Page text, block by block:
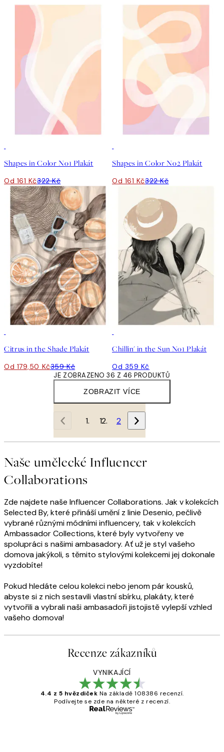
Shapes in Color No1 Plakát
Od 161 Kč322 Kč
Shapes in Color No2 Plakát
Od 161 Kč322 Kč
Citrus in the Shade Plakát
Od 179,50 Kč359 Kč
Chillin' in the Sun No1 Plakát
Od 359 Kč
ZOBRAZIT VÍCE
JE ZOBRAZENO 36 Z 46 PRODUKTŮ
1 2
Naše umělecké Influencer
Collaborations
Zde najdete naše Influencer Collaborations. Jak v kolekcích
Selected By, které přináší umění z linie Desenio, pečlivě
vybrané různými módními influencery, tak v kolekcích
Ambassador Collections, které byly vytvořeny ve
spolupráci s našimi ambasadory. Ať už je styl vašeho
domova jakýkoli, s těmito stylovými kolekcemi jej dokonale
vyzdobíte!
Pokud hledáte celou kolekci nebo jenom pár kousků,
abyste si z nich sestavili vlastní sbírku, plakáty, které
vytvořili a vybrali naši ambasadoři jistojistě vylepší vzhled
vašeho domova!
Recenze zákazníků
VYNIKAJÍCÍ
4.4 z 5 hvězdiček Na základě 108386 recenzí.
Podívejte se zde na některé z recenzí.